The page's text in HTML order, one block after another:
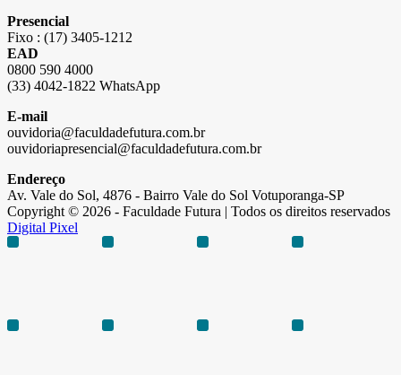
Presencial
Fixo : (17) 3405-1212
EAD
0800 590 4000
(33) 4042-1822 WhatsApp
E-mail
ouvidoria@faculdadefutura.com.br
ouvidoriapresencial@faculdadefutura.com.br
Endereço
Av. Vale do Sol, 4876 - Bairro Vale do Sol Votuporanga-SP
Copyright © 2026 - Faculdade Futura | Todos os direitos reservados
Digital Pixel